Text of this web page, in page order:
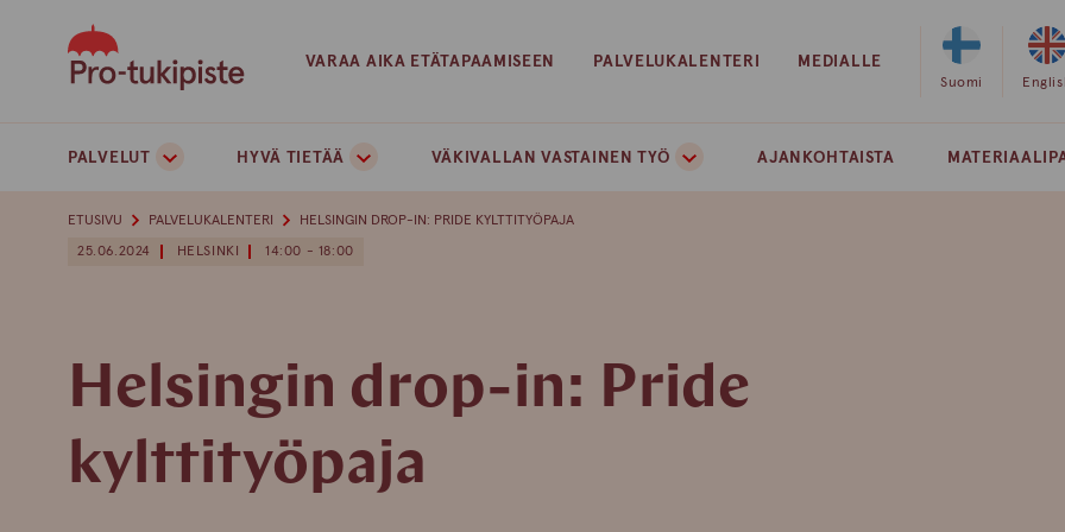
VARAA AIKA ETÄTAPAAMISEEN PALVELUKALENTERI MEDIALLE
Valitse
Suomi
PALVELUT HYVÄ TIETÄÄ VÄKIVALLAN VASTAINEN TYÖ AJANKOHTAISTA
ETUSIVU PALVELUKALENTERI HELSINGIN DROP-IN: PRIDE KYLTTITYÖPAJA
25.06.2024 HELSINKI 14:00 - 18:00
Helsingin drop-in: Pride
kylttityöpaja